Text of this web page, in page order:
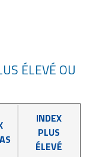
ÉLEVÉ OU
INDEX
PLUS
ÉLEVÉ